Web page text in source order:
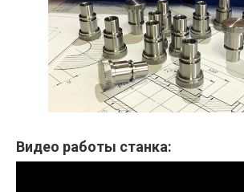
Видео работы станка: